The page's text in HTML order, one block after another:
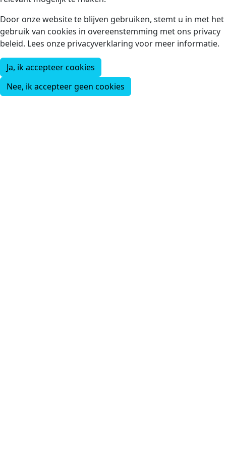
Door onze website te blijven gebruiken, stemt u in met het
gebruik van cookies in overeenstemming met ons privacy
beleid. Lees onze privacyverklaring voor meer informatie.
Ja, ik accepteer cookies
Nee, ik accepteer geen cookies